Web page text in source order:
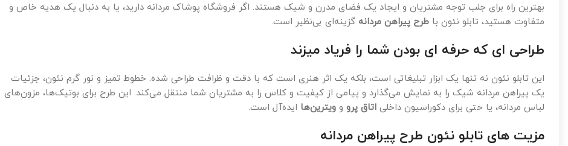
بهترین راه برای جلب توجه مشتریان و ایجاد یک فضای مدرن و شیک هستند. اگر فروشگاه پوشاک مردانه دارید، یا به دنبال یک هدیه خاص و
متفاوت هستید، تابلو نئون با طرح پیراهن مردانه گزینه‌ای بی‌نظیر است.
طراحی ای که حرفه ای بودن شما را فریاد میزند
این تابلو نئون نه تنها یک ابزار تبلیغاتی است، بلکه یک اثر هنری است که با دقت و ظرافت طراحی شده. خطوط تمیز و نور گرم نئون، جزئیات
یک پیراهن مردانه شیک را به نمایش می‌گذارد و پیامی از کیفیت و کلاس را به مشتریان شما منتقل می‌کند. این طرح برای بوتیک‌ها، مزون‌های
لباس مردانه، یا حتی برای دکوراسیون داخلی اتاق پرو و ویترین‌ها ایده‌آل است.
مزیت های تابلو نئون طرح پیراهن مردانه